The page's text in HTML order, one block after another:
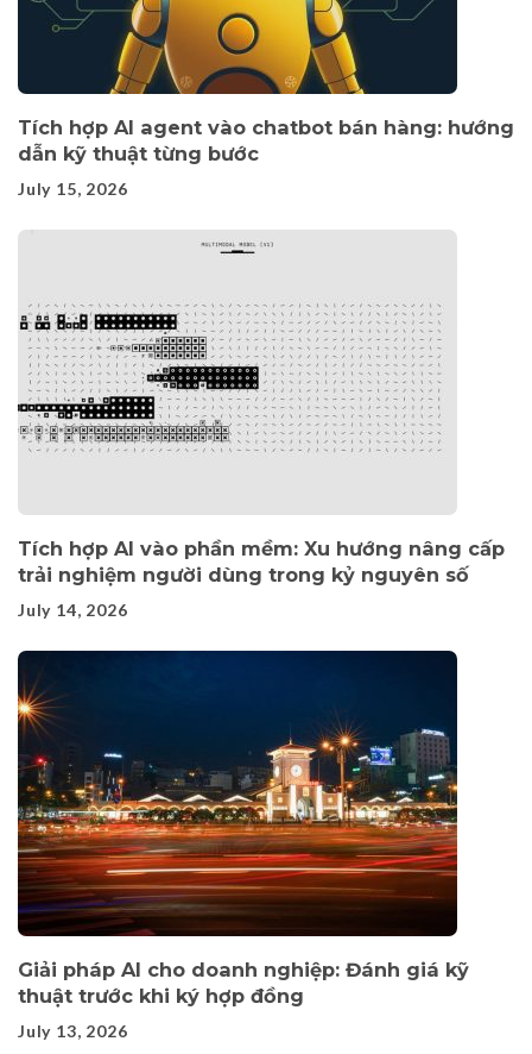
Tích hợp AI agent vào chatbot bán hàng: hướng
dẫn kỹ thuật từng bước
July 15, 2026
Tích hợp AI vào phần mềm: Xu hướng nâng cấp
trải nghiệm người dùng trong kỷ nguyên số
July 14, 2026
Giải pháp AI cho doanh nghiệp: Đánh giá kỹ
thuật trước khi ký hợp đồng
July 13, 2026